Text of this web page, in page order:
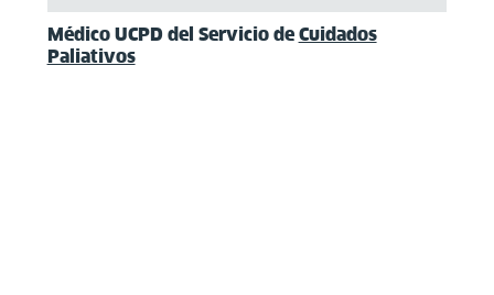
Médico UCPD del Servicio de Cuidados
Paliativos